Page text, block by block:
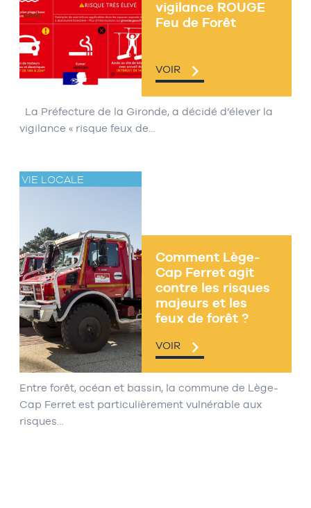
vigilance ROUGE
Feu de Forêt
VOIR
La Préfecture de la Gironde, a décidé d’élever la
vigilance « risque feux de…
VIE LOCALE
Comment Lège-
Cap Ferret agit
contre les risques
majeurs et les
feux de forêt ?
VOIR
Entre forêt, océan et bassin, la commune de Lège-
Cap Ferret est particulièrement vulnérable aux
risques…